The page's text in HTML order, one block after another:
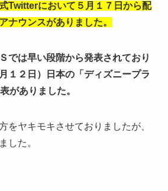
Twitterにおいて５月１７日から配
ナウンスがありました。
では早い段階から発表されており
１２日）日本の「ディズニープラ
がありました。
をヤキモキさせておりましたが、
した。